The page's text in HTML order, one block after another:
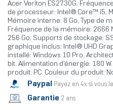
Acer Veriton ES2730G.
de processeur: Intel® Core™ i5,
Mémoire interne: 8 Go, Type de
Fréquence de la mémoire: 2666
256 Go, Supports de stockage:
graphique inclus: Intel® UHD
installé: Windows 10 Pro,
bit. Alimentation d'énergie: 180
produit: PC. Couleur du produit:
Paypal Payez en 4x si vous
Garantie 2 ans